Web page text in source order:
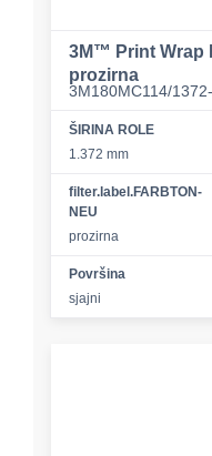
3M™ Print Wrap
prozirna
3M180MC114/
ŠIRINA ROLE
1.372 mm
filter.label.FARBTON-
NEU
prozirna
Površina
sjajni